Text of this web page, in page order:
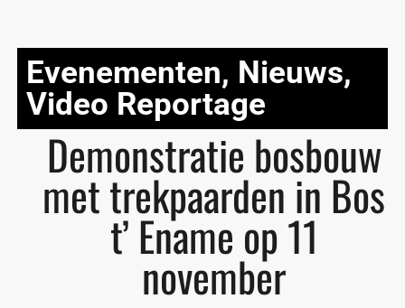
Evenementen, Nieuws,
Video Reportage
Demonstratie bosbouw
met trekpaarden in Bos
t’ Ename op 11
november